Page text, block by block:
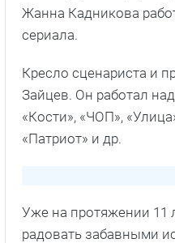
Жанна Кадникова
сериала.
Кресло сценариста и
Зайцев. Он работал
«Кости», «ЧОП»,
«Патриот» и др.
Уже на протяжении 11
радовать забавными